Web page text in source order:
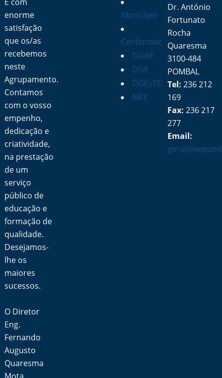
enorme
satisfação
que os/as
recebemos
neste
Agrupamento.
Contamos
com o vosso
empenho,
dedicação e
criatividade,
na prestação
de um
serviço
público de
educação e
formação de
qualidade.
Desejamos-
lhe os
maiores
sucessos.
O Diretor
Eng.
Fernando
Augusto
Quaresma
Município
Cenformaz
DGAE
DGE
DGEsTE
MEC
Dr. António
Fortunato
Rocha
Quaresma
3100-484
POMBAL
Tel: 236 212
169
Fax: 236 217
277
Email: